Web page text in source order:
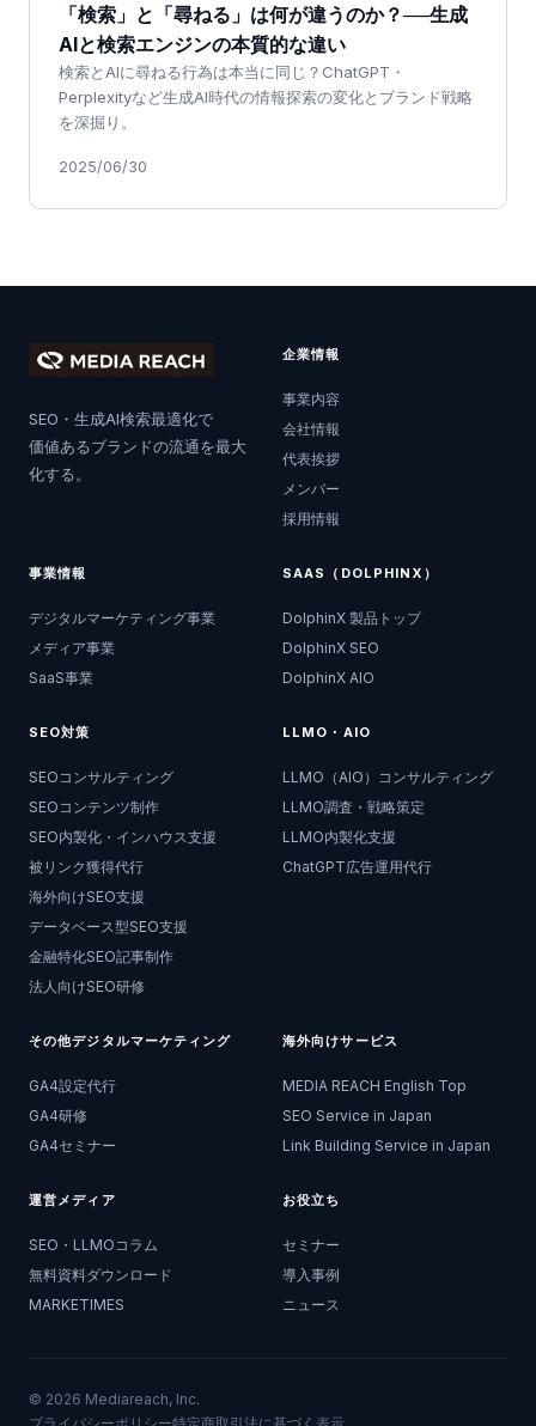
「検索」と「尋ねる」は何が違うのか？──生成
AIと検索エンジンの本質的な違い
検索とAIに尋ねる行為は本当に同じ？ChatGPT・
Perplexityなど生成AI時代の情報探索の変化とブランド戦略
を深掘り。
2025/06/30
SEO・生成AI検索最適化で
価値あるブランドの流通を最大
化する。
企業情報
事業内容
会社情報
代表挨拶
メンバー
採用情報
事業情報
デジタルマーケティング事業
メディア事業
SaaS事業
SAAS（DOLPHINX）
DolphinX 製品トップ
DolphinX SEO
DolphinX AIO
SEO対策
SEOコンサルティング
SEOコンテンツ制作
SEO内製化・インハウス支援
被リンク獲得代行
海外向けSEO支援
データベース型SEO支援
金融特化SEO記事制作
法人向けSEO研修
LLMO・AIO
LLMO（AIO）コンサルティング
LLMO調査・戦略策定
LLMO内製化支援
ChatGPT広告運用代行
その他デジタルマーケティング
GA4設定代行
GA4研修
GA4セミナー
海外向けサービス
MEDIA REACH English Top
SEO Service in Japan
Link Building Service in Japan
運営メディア
SEO・LLMOコラム
無料資料ダウンロード
MARKETIMES
お役立ち
セミナー
導入事例
ニュース
© 2026 Mediareach, Inc.